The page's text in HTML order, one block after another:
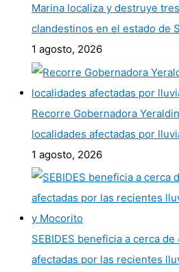
Marina localiza y destruye
clandestinos en el estado de
1 agosto, 2026
Recorre Gobernadora
localidades afectadas por
1 agosto, 2026
SEBIDES beneficia a cerca
afectadas por las recientes